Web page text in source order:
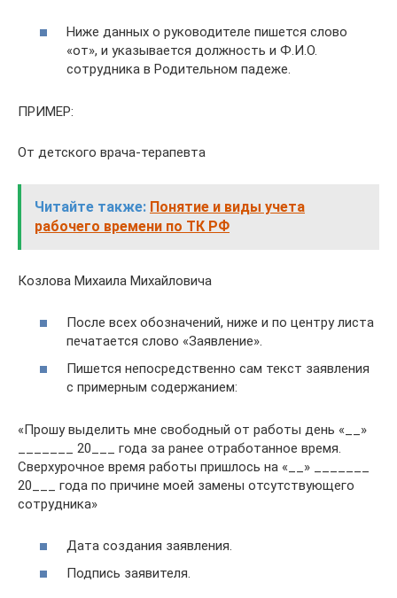
Ниже данных о руководителе пишется слово
«от», и указывается должность и Ф.И.О.
сотрудника в Родительном падеже.
ПРИМЕР:
От детского врача-терапевта
Читайте также: Понятие и виды учета
рабочего времени по ТК РФ
Козлова Михаила Михайловича
После всех обозначений, ниже и по центру листа
печатается слово «Заявление».
Пишется непосредственно сам текст заявления
с примерным содержанием:
«Прошу выделить мне свободный от работы день «__»
_______ 20___ года за ранее отработанное время.
Сверхурочное время работы пришлось на «__» _______
20___ года по причине моей замены отсутствующего
сотрудника»
Дата создания заявления.
Подпись заявителя.